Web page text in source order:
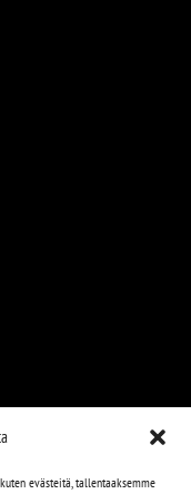
evästeitä, tallentaaksemme